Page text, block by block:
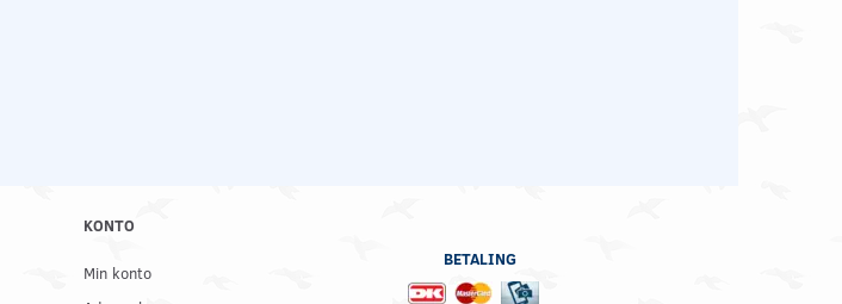
KONTO
Min konto
BETALING